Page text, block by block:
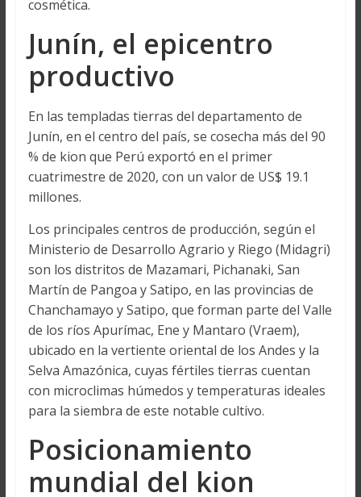
cosmética.
Junín, el epicentro
productivo
En las templadas tierras del departamento de
Junín, en el centro del país, se cosecha más del 90
% de kion que Perú exportó en el primer
cuatrimestre de 2020, con un valor de US$ 19.1
millones.
Los principales centros de producción, según el
Ministerio de Desarrollo Agrario y Riego (Midagri)
son los distritos de Mazamari, Pichanaki, San
Martín de Pangoa y Satipo, en las provincias de
Chanchamayo y Satipo, que forman parte del Valle
de los ríos Apurímac, Ene y Mantaro (Vraem),
ubicado en la vertiente oriental de los Andes y la
Selva Amazónica, cuyas fértiles tierras cuentan
con microclimas húmedos y temperaturas ideales
para la siembra de este notable cultivo.
Posicionamiento
mundial del kion